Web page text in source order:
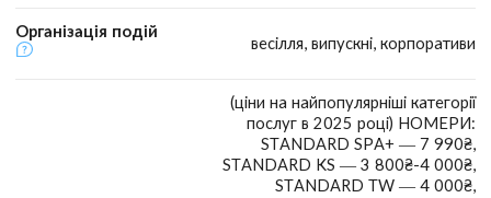
Організація подій
весілля, випускні, корпоративи
(ціни на найпопулярніші категорії
послуг в 2025 році) НОМЕРИ:
STANDARD SPA+ — 7 990₴,
STANDARD KS — 3 800₴-4 000₴,
STANDARD TW — 4 000₴,